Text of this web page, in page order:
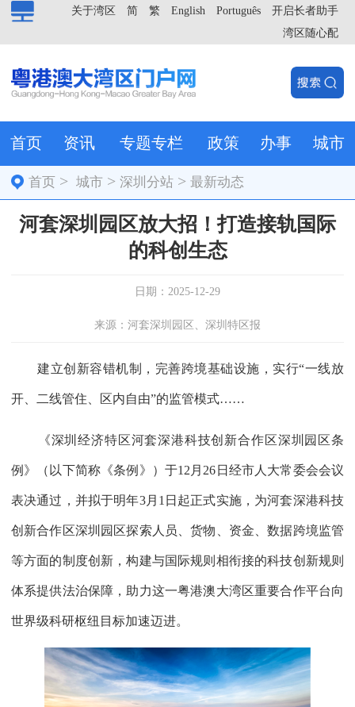
开启长者助手
Português
English
繁
简
关于湾区
湾区随心配
首页 资讯 专题专栏 政策 办事 城市
首页 >城市 >深圳分站 >最新动态
河套深圳园区放大招！打造接轨国际
的科创生态
日期：2025-12-29
来源：河套深圳园区、深圳特区报
建立创新容错机制，完善跨境基础设施，实行“一线放
开、二线管住、区内自由”的监管模式……
《深圳经济特区河套深港科技创新合作区深圳园区条
例》（以下简称《条例》）于12月26日经市人大常委会会议
表决通过，并拟于明年3月1日起正式实施，为河套深港科技
创新合作区深圳园区探索人员、货物、资金、数据跨境监管
等方面的制度创新，构建与国际规则相衔接的科技创新规则
体系提供法治保障，助力这一粤港澳大湾区重要合作平台向
世界级科研枢纽目标加速迈进。